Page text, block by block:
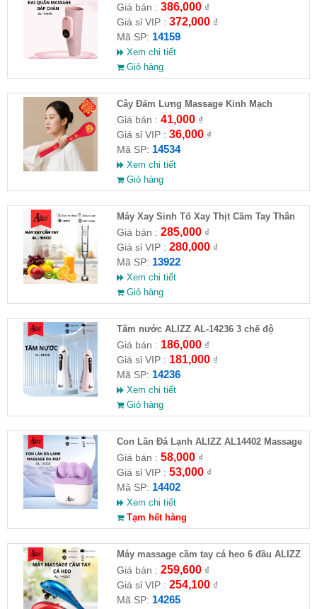
Giá bán : 386,000₫
Giá sỉ VIP : 372,000₫
Mã SP: 14159
Xem chi tiết
Giỏ hàng
Cây Đấm Lưng Massage Kinh Mạch
Giá bán : 41,000₫
Giá sỉ VIP : 36,000₫
Mã SP: 14534
Xem chi tiết
Giỏ hàng
Máy Xay Sinh Tố Xay Thịt Cầm Tay Thân
Inox 1000W ALIZZ AL-9001C
Giá bán : 285,000₫
Giá sỉ VIP : 280,000₫
Mã SP: 13922
Xem chi tiết
Giỏ hàng
Tăm nước ALIZZ AL-14236 3 chế độ
Giá bán : 186,000₫
Giá sỉ VIP : 181,000₫
Mã SP: 14236
Xem chi tiết
Giỏ hàng
Con Lăn Đá Lạnh ALIZZ AL14402 Massage
Da Mặt
Giá bán : 58,000₫
Giá sỉ VIP : 53,000₫
Mã SP: 14402
Xem chi tiết
Tạm hết hàng
Máy massage cầm tay cá heo 6 đầu ALIZZ
AL-14265( Full VAT )
Giá bán : 259,600₫
Giá sỉ VIP : 254,100₫
Mã SP: 14265